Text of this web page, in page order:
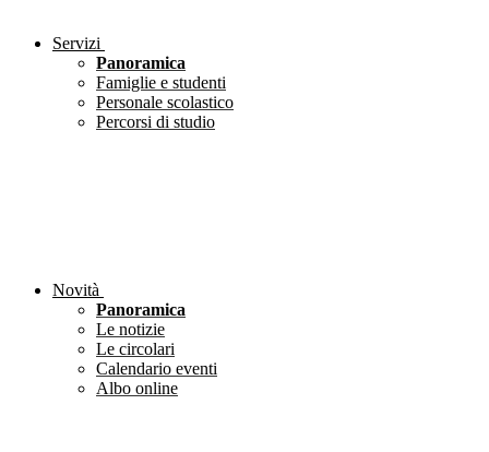
Servizi
Panoramica
Famiglie e studenti
Personale scolastico
Percorsi di studio
Novità
Panoramica
Le notizie
Le circolari
Calendario eventi
Albo online